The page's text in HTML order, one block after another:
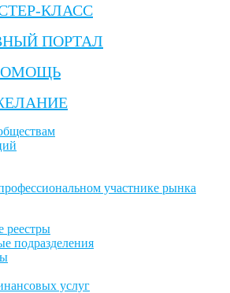
КЛАСС
ПОРТАЛ
участнике рынка
реестры
подразделения
услуг